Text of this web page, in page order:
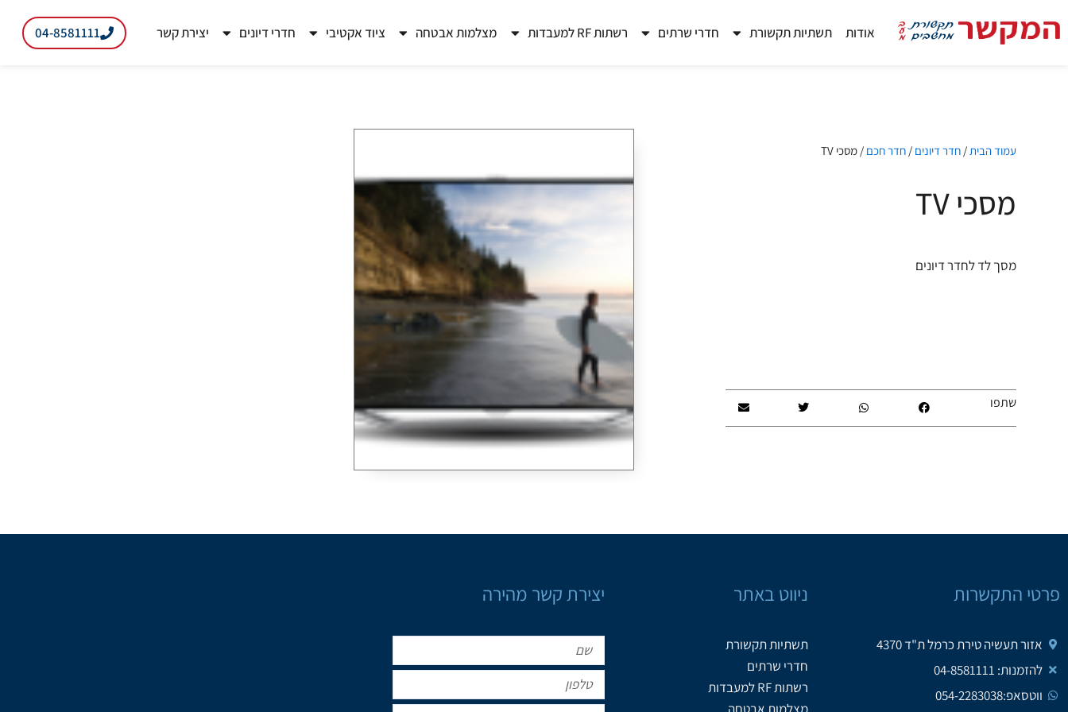
לתוכן
אודות תשתיות תקשורת חדרי שרתים רשתות RF למעבדות מצלמות אבטחה ציוד אקטיבי חדרי דיונים יצירת קשר 04-8581111
עמוד הבית/ חדר דיונים / חדר חכם / מסכי TV
מסכי TV
מסך לד לחדר דיונים
שתפו
פרטי התקשרות
אזור תעשיה טירת כרמל ת"ד 4370
להזמנות: 04-8581111
ווטסאפ:054-2283038
ניווט באתר
תשתיות תקשורת
חדרי שרתים
רשתות RF למעבדות
מצלמות אבטחה
יצירת קשר מהירה
שם
טלפון